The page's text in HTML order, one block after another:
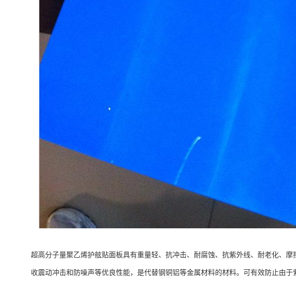
超高分子量聚乙烯护舷贴面板具有重量轻、抗冲击、耐腐蚀、抗紫外线、耐老化、
收震动冲击和防噪声等优良性能，是代替钢铜铝等金属材料的材料。可有效防止由